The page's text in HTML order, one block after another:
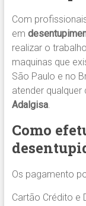
Com
em
realizar o
maquinas que
São Paulo e no
atender
Adalgisa.
Como
Os pagamento
Cartão Crédito e